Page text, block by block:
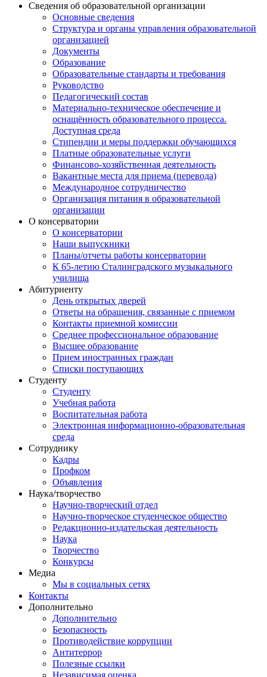
Сведения об образовательной организации
Основные сведения
Структура и органы управления образовательной
организацией
Документы
Образование
Образовательные стандарты и требования
Руководство
Педагогический состав
Материально-техническое обеспечение и
оснащённость образовательного процесса.
Доступная среда
Стипендии и меры поддержки обучающихся
Платные образовательные услуги
Финансово-хозяйственная деятельность
Вакантные места для приема (перевода)
Международное сотрудничество
Организация питания в образовательной
организации
О консерватории
О консерватории
Наши выпускники
Планы/отчеты работы консерватории
К 65-летию Сталинградского музыкального
училища
Абитуриенту
День открытых дверей
Ответы на обращения, связанные с приемом
Контакты приемной комиссии
Среднее профессиональное образование
Высшее образование
Прием иностранных граждан
Списки поступающих
Студенту
Студенту
Учебная работа
Воспитательная работа
Электронная информационно-образовательная
среда
Сотруднику
Кадры
Профком
Объявления
Наука/творчество
Научно-творческий отдел
Научно-творческое студенческое общество
Редакционно-издательская деятельность
Наука
Творчество
Конкурсы
Медиа
Мы в социальных сетях
Контакты
Дополнительно
Дополнительно
Безопасность
Противодействие коррупции
Антитеррор
Полезные ссылки